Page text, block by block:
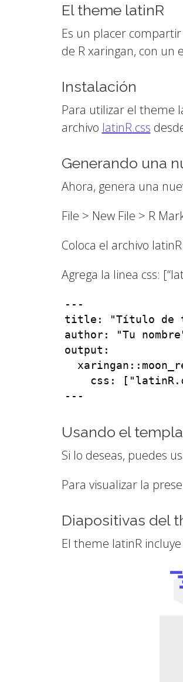
El theme latinR
Es un placer
de R xaringan, con un
Instalación
Para utilizar el theme
archivo latinR.css
Generando una
Ahora, genera una
File > New File > R
Coloca el archivo
Agrega la linea css:
---
title: "Título de
author: "Tu
output:
css:
---
Usando el
Si lo deseas, puedes
Para visualizar la
Diapositivas del
El theme latinR